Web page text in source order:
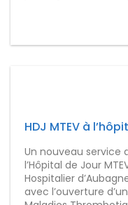
HDJ MTEV à
Un nouveau service
l’Hôpital de Jour
Hospitalier
avec l’ouverture